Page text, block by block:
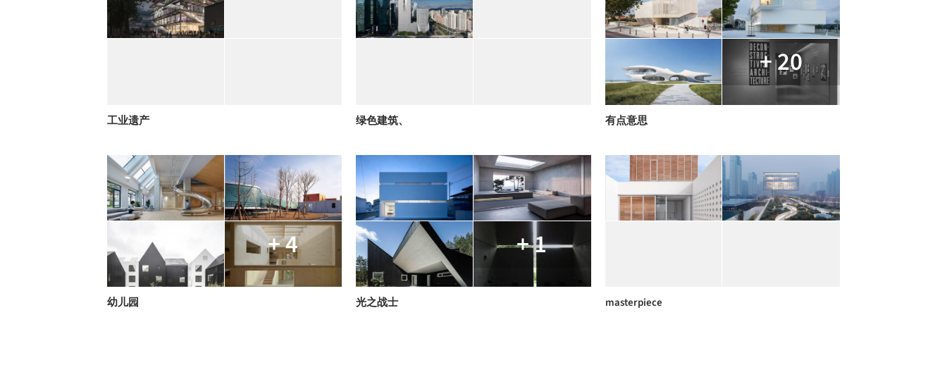
工业遗产 绿色建筑、
+ 20
有点意思
+ 4
幼儿园
+ 1
光之战士 masterpiece